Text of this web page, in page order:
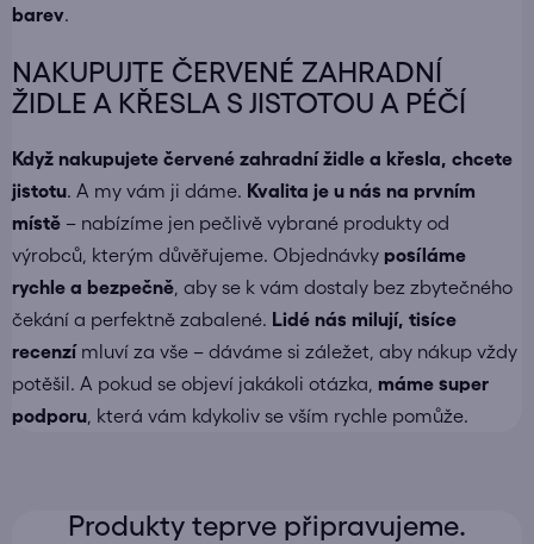
barev.
NAKUPUJTE ČERVENÉ ZAHRADNÍ
ŽIDLE A KŘESLA S JISTOTOU A PÉČÍ
Když nakupujete červené zahradní židle a křesla, chcete
jistotu. A my vám ji dáme. Kvalita je u nás na prvním
místě – nabízíme jen pečlivě vybrané produkty od
výrobců, kterým důvěřujeme. Objednávky posíláme
rychle a bezpečně , aby se k vám dostaly bez zbytečného
čekání a perfektně zabalené. Lidé nás milují, tisíce
recenzímluví za vše – dáváme si záležet, aby nákup vždy
potěšil. A pokud se objeví jakákoli otázka, máme super
podporu , která vám kdykoliv se vším rychle pomůže.
Produkty teprve připravujeme.